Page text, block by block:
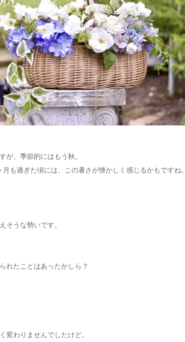
が、季節的にはもう秋。
も過ぎた頃には、この暑さが懐かしく感じるかもですね。
そうな勢いです。
れたことはあったかしら？
変わりませんでしたけど。